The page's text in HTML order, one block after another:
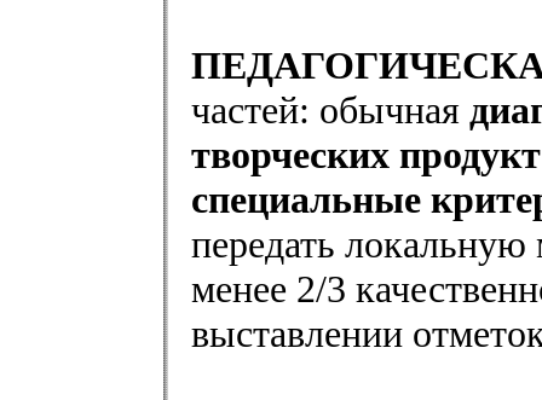
частей: обычная
творческих
специальные
передать локальную
менее 2/3
выставлении